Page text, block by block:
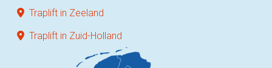
Traplift in Zeeland
Traplift in Zuid-Holland